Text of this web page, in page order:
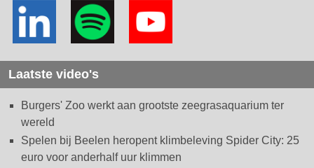
Laatste video's
Burgers' Zoo werkt aan grootste zeegrasaquarium ter
wereld
Spelen bij Beelen heropent klimbeleving Spider City: 25
euro voor anderhalf uur klimmen